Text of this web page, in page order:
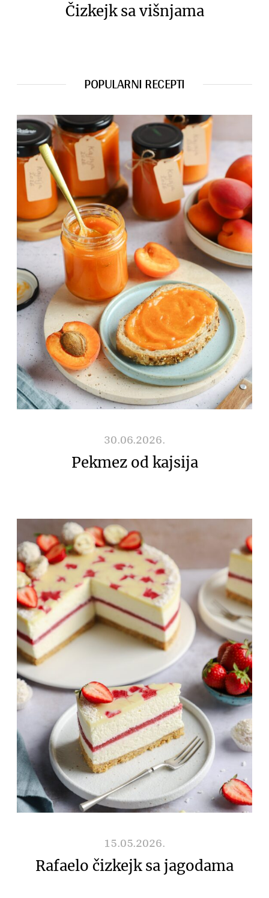
Čizkejk sa višnjama
POPULARNI RECEPTI
30.06.2026.
Pekmez od kajsija
15.05.2026.
Rafaelo čizkejk sa jagodama